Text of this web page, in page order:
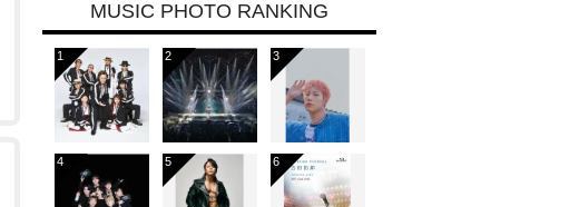
MUSIC PHOTO RANKING